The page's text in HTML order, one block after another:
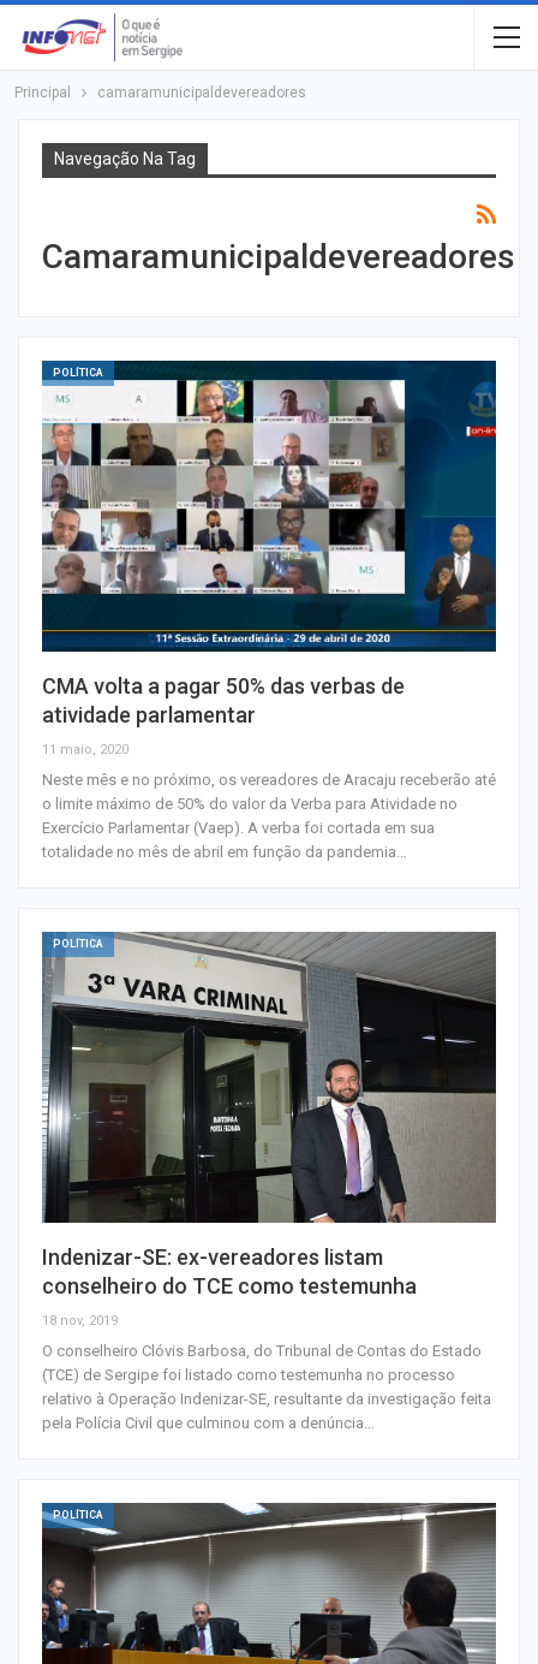
Principal camaramunicipaldevereadores
Navegação Na Tag
Camaramunicipaldevereadores
POLÍTICA
CMA volta a pagar 50% das verbas de
atividade parlamentar
11 maio, 2020
Neste mês e no próximo, os vereadores de Aracaju receberão até
o limite máximo de 50% do valor da Verba para Atividade no
Exercício Parlamentar (Vaep). A verba foi cortada em sua
totalidade no mês de abril em função da pandemia…
POLÍTICA
Indenizar-SE: ex-vereadores listam
conselheiro do TCE como testemunha
18 nov, 2019
O conselheiro Clóvis Barbosa, do Tribunal de Contas do Estado
(TCE) de Sergipe foi listado como testemunha no processo
relativo à Operação Indenizar-SE, resultante da investigação feita
pela Polícia Civil que culminou com a denúncia…
POLÍTICA